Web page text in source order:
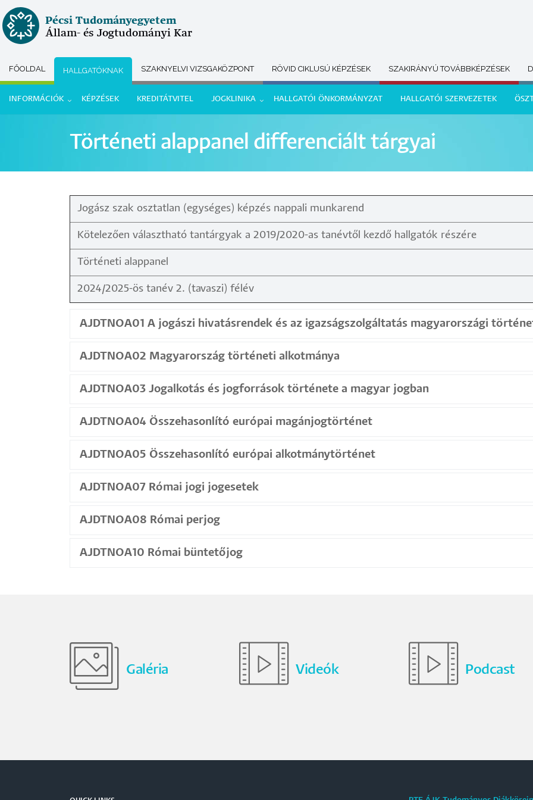
Ugrás
a
tartalomra
Pécsi Tudományegyetem
Állam- és Jogtudományi Kar
Submenu
selector
FŐOLDAL HALLGATÓKNAK SZAKNYELVI VIZSGAKÖZPONT RÖVID CIKLUSÚ KÉPZÉSEK SZAKIRÁNYÚ TOVÁBBKÉPZÉSEK
Hallgatói
INFORMÁCIÓK KÉPZÉSEK KREDITÁTVITEL JOGKLINIKA HALLGATÓI ÖNKORMÁNYZAT HALLGATÓI SZERVEZETEK
Történeti alappanel differenciált tárgyai
Jogász szak osztatlan (egységes) képzés nappali munkarend
Kötelezően választható tantárgyak a 2019/2020-as tanévtől kezdő hallgatók részére
Történeti alappanel
2024/2025-ös tanév 2. (tavaszi) félév
AJDTNOA01 A jogászi hivatásrendek és az igazságszolgáltatás magyarországi
AJDTNOA02 Magyarország történeti alkotmánya
AJDTNOA03 Jogalkotás és jogforrások története a magyar jogban
AJDTNOA04 Összehasonlító európai magánjogtörténet
AJDTNOA05 Összehasonlító európai alkotmánytörténet
AJDTNOA07 Római jogi jogesetek
AJDTNOA08 Római perjog
AJDTNOA10 Római büntetőjog
Galéria Videók Podcast